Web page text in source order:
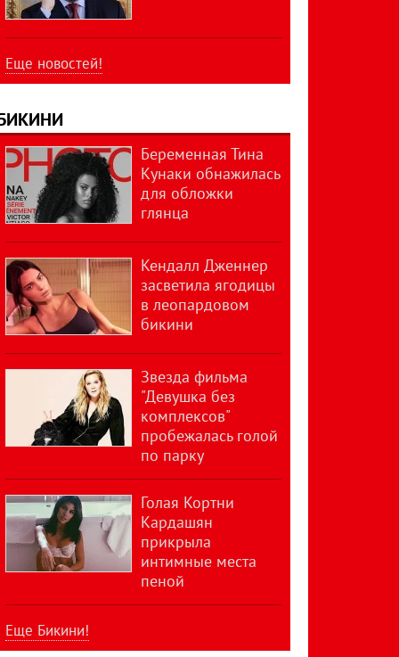
Еще новостей!
Беременная Тина
Кунаки обнажилась
для обложки
глянца
Кендалл Дженнер
засветила ягодицы
в леопардовом
бикини
Звезда фильма
"Девушка без
комплексов"
пробежалась голой
по парку
Голая Кортни
Кардашян
прикрыла
интимные места
пеной
Еще Бикини!